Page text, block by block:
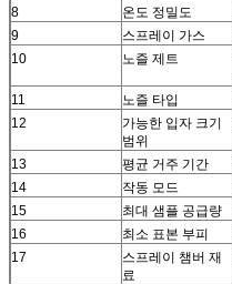
8
온도 정밀도
9
스프레이 가스
10
노즐 제트
11
노즐 타입
12
가능한 입자 크기
범위
13 평균 거주 기간
14
작동 모드
15
최대 샘플 공급량
16
최소 표본 부피
17
스프레이 챔버 재
료